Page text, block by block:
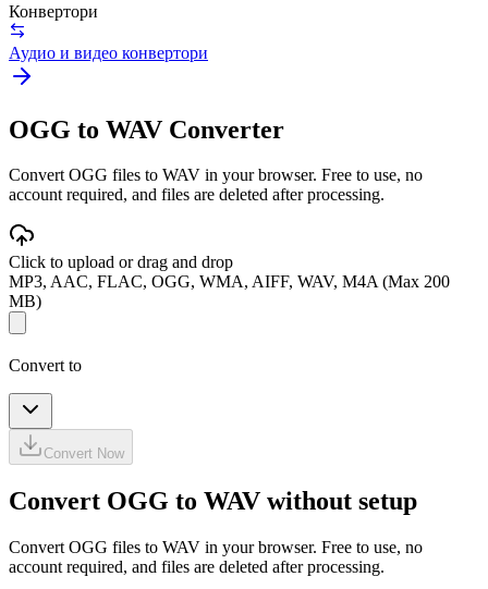
Конвертори
Аудио и видео конвертори
OGG to WAV Converter
Convert OGG files to WAV in your browser. Free to use, no
account required, and files are deleted after processing.
Click to upload or drag and drop
MP3, AAC, FLAC, OGG, WMA, AIFF, WAV, M4A (Max 200
MB)
Convert to
Convert Now
Convert OGG to WAV without setup
Convert OGG files to WAV in your browser. Free to use, no
account required, and files are deleted after processing.